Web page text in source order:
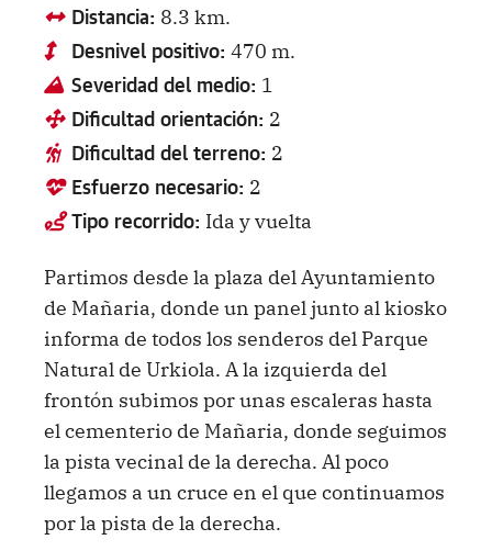
Distancia: 8.3 km.
Desnivel positivo: 470 m.
Severidad del medio: 1
Dificultad orientación: 2
Dificultad del terreno: 2
Esfuerzo necesario: 2
Tipo recorrido: Ida y vuelta
Partimos desde la plaza del Ayuntamiento
de Mañaria, donde un panel junto al kiosko
informa de todos los senderos del Parque
Natural de Urkiola. A la izquierda del
frontón subimos por unas escaleras hasta
el cementerio de Mañaria, donde seguimos
la pista vecinal de la derecha. Al poco
llegamos a un cruce en el que continuamos
por la pista de la derecha.